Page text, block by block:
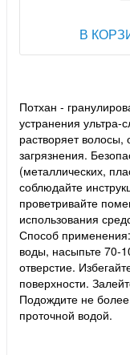
В
Потхан -
устранения
растворяет
загрязнения.
(металлических,
соблюдайте
проветривайте
использования
Способ
воды, насыпьте 70-
отверстие.
поверхности.
Подождите не
проточной водой.